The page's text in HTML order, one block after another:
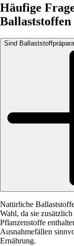
Häufige
Ballaststoffen
Sind
Natürliche
Wahl, da sie
Pflanzenstoffe
Ausnahmefällen
Ernährung.